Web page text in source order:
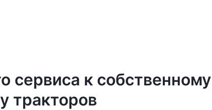
сервиса к собственному
тракторов